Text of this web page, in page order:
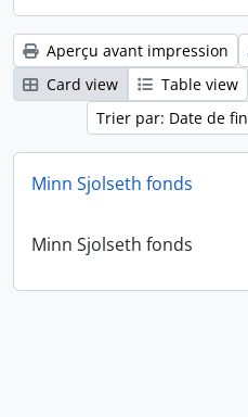
Aperçu avant impression
Card view
Table view
Trier par: Date de fin
Minn Sjolseth fonds
Minn Sjolseth fonds